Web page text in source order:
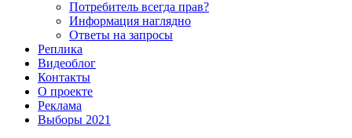
Потребитель всегда прав?
Информация наглядно
Ответы на запросы
Реплика
Видеоблог
Контакты
О проекте
Реклама
Выборы 2021